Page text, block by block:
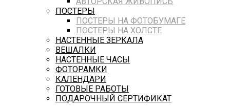
ПОСТЕРЫ
ПОСТЕРЫ НА ФОТОБУМАГЕ
ПОСТЕРЫ НА ХОЛСТЕ
НАСТЕННЫЕ ЗЕРКАЛА
ВЕШАЛКИ
НАСТЕННЫЕ ЧАСЫ
ФОТОРАМКИ
КАЛЕНДАРИ
ГОТОВЫЕ РАБОТЫ
ПОДАРОЧНЫЙ СЕРТИФИКАТ